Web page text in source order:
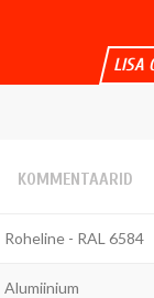
LISA
KOMMENTAARID
Roheline - RAL 6584
Alumiinium